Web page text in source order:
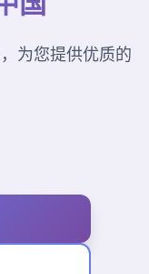
为您提供优质的